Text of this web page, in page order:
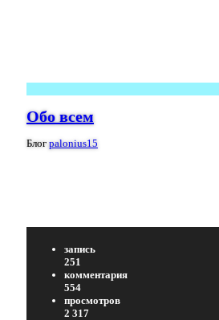
Обо всем
Блогpalonius15
запись
251
комментария
554
просмотров
2 317